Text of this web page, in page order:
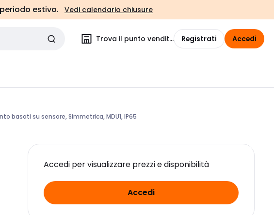
estivo. Vedi calendario chiusure
Trova il punto vendita Registrati Accedi
basati su sensore, Simmetrica, MDU1, IP65
Accedi per visualizzare prezzi e disponibilità
Accedi